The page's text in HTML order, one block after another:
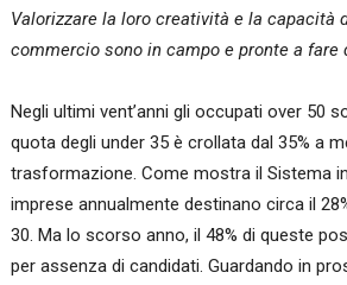
Valorizzare la loro creatività e la capacità
commercio sono in campo e pronte a
Negli ultimi vent’anni gli occupati over 50
quota degli under 35 è crollata dal 35% a
trasformazione. Come mostra il Sistema
imprese annualmente destinano circa il
30. Ma lo scorso anno, il 48% di queste
per assenza di candidati. Guardando in